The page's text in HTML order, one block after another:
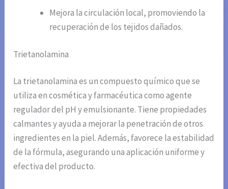
Mejora la circulación local, promoviendo la
recuperación de los tejidos dañados.
Trietanolamina
La trietanolamina es un compuesto químico que se
utiliza en cosmética y farmacéutica como agente
regulador del pH y emulsionante. Tiene propiedades
calmantes y ayuda a mejorar la penetración de otros
ingredientes en la piel. Además, favorece la estabilidad
de la fórmula, asegurando una aplicación uniforme y
efectiva del producto.